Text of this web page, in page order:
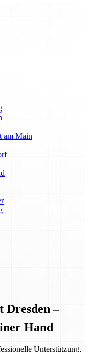
am Main
Dresden –
Hand
Unterstützung,